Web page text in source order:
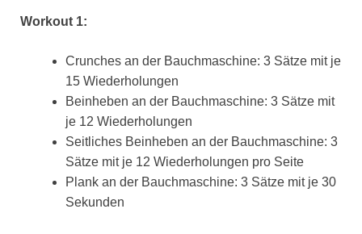
Workout 1:
Crunches an der Bauchmaschine: 3 Sätze mit je
15 Wiederholungen
Beinheben an der Bauchmaschine: 3 Sätze mit
je 12 Wiederholungen
Seitliches Beinheben an der Bauchmaschine: 3
Sätze mit je 12 Wiederholungen pro Seite
Plank an der Bauchmaschine: 3 Sätze mit je 30
Sekunden